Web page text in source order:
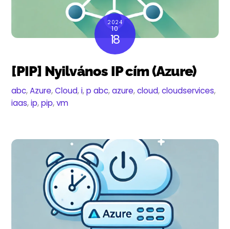
2024
10
18
[PIP] Nyilvános IP cím (Azure)
abc,Azure,Cloud,i,p abc,azure,cloud,cloudservices,
iaas,ip,pip,vm